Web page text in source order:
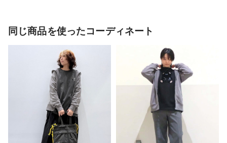
同じ商品を使ったコーディネート